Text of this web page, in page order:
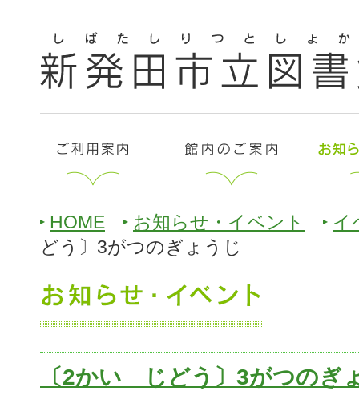
HOME お知らせ・イベント
イ
どう〕3がつのぎょうじ
〔2かい じどう〕3がつのぎ